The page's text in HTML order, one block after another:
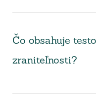
Čo obsahuje
zraniteľnosti?